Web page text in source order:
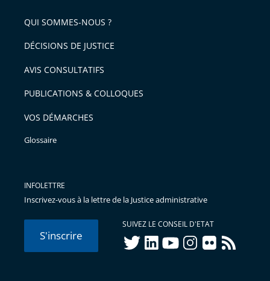
arriver
après
l'article
pour
avant
QUI SOMMES-NOUS ?
DÉCISIONS DE JUSTICE
AVIS CONSULTATIFS
PUBLICATIONS & COLLOQUES
VOS DÉMARCHES
Glossaire
INFOLETTRE
Inscrivez-vous à la lettre de la Justice administrative
S'inscrire
SUIVEZ LE CONSEIL D'ETAT
twitterlinkedInyoutubeinstagram
flickr rss